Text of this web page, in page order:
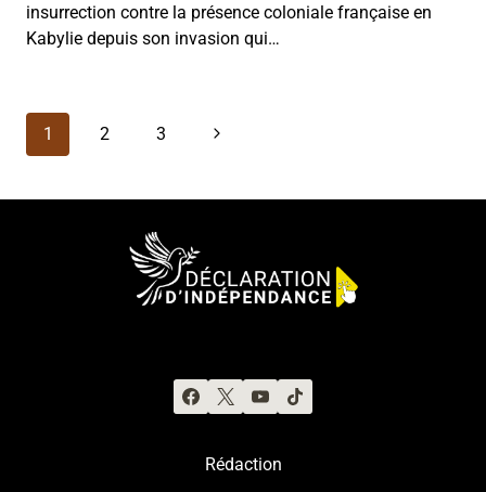
insurrection contre la présence coloniale française en
Kabylie depuis son invasion qui…
Navigation
page
1 2 3
Page
Rédaction